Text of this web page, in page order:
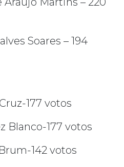
Soares – 194
177 votos
Blanco-177 votos
142 votos